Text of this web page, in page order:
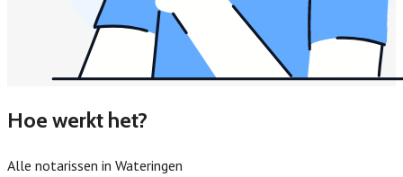
Hoe werkt het?
Alle notarissen in Wateringen